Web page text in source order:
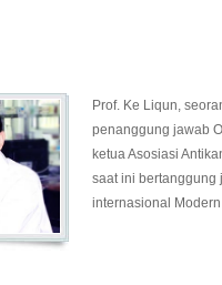
Prof. Ke Liqun,
penanggung jawab
ketua Asosiasi
saat ini bertanggung
internasional